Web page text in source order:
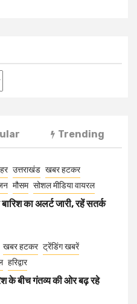
Trending
उत्तराखंड खबर हटकर
मौसम सोशल मीडिया वायरल
का अलर्ट जारी, रहें सतर्क
खबर हटकर ट्रेंडिंग खबरें
हरिद्वार
के बीच गंतव्य की ओर बढ़ रहे